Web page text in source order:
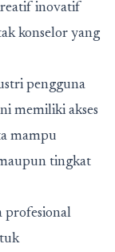
inovatif
konselor yang
pengguna
memiliki akses
mampu
tingkat
profesional